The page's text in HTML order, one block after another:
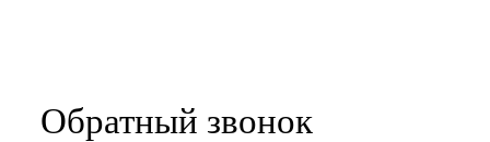
Обратный звонок